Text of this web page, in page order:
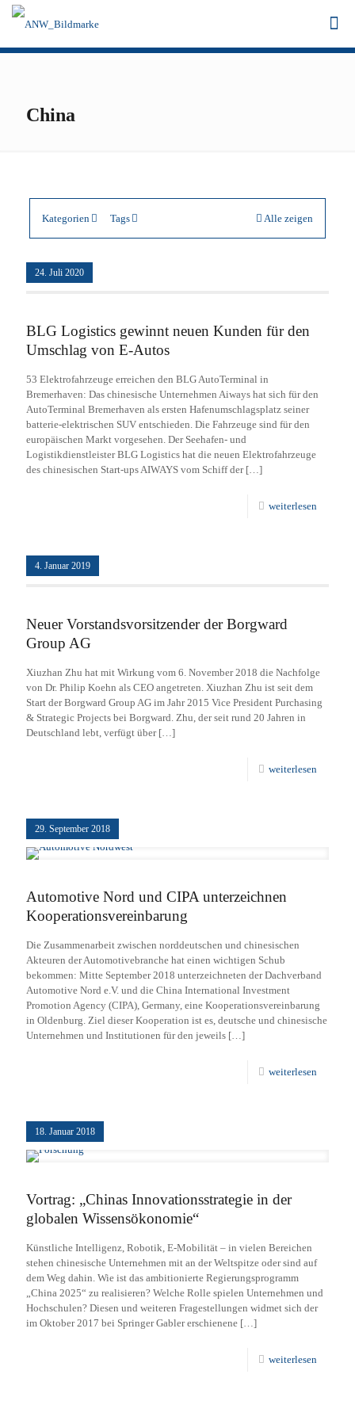
China
Kategorien Tags Alle zeigen
24. Juli 2020
BLG Logistics gewinnt neuen Kunden für den
Umschlag von E-Autos
53 Elektrofahrzeuge erreichen den BLG AutoTerminal in
Bremerhaven: Das chinesische Unternehmen Aiways hat sich für den
AutoTerminal Bremerhaven als ersten Hafenumschlagsplatz seiner
batterie-elektrischen SUV entschieden. Die Fahrzeuge sind für den
europäischen Markt vorgesehen. Der Seehafen- und
Logistikdienstleister BLG Logistics hat die neuen Elektrofahrzeuge
des chinesischen Start-ups AIWAYS vom Schiff der[…]
weiterlesen
4. Januar 2019
Neuer Vorstandsvorsitzender der Borgward
Group AG
Xiuzhan Zhu hat mit Wirkung vom 6. November 2018 die Nachfolge
von Dr. Philip Koehn als CEO angetreten. Xiuzhan Zhu ist seit dem
Start der Borgward Group AG im Jahr 2015 Vice President Purchasing
& Strategic Projects bei Borgward. Zhu, der seit rund 20 Jahren in
Deutschland lebt, verfügt über[…]
weiterlesen
29. September 2018
Automotive Nord und CIPA unterzeichnen
Kooperationsvereinbarung
Die Zusammenarbeit zwischen norddeutschen und chinesischen
Akteuren der Automotivebranche hat einen wichtigen Schub
bekommen: Mitte September 2018 unterzeichneten der Dachverband
Automotive Nord e.V. und die China International Investment
Promotion Agency (CIPA), Germany, eine Kooperationsvereinbarung
in Oldenburg. Ziel dieser Kooperation ist es, deutsche und chinesische
Unternehmen und Institutionen für den jeweils […]
weiterlesen
18. Januar 2018
Vortrag: „Chinas Innovationsstrategie in der
globalen Wissensökonomie“
Künstliche Intelligenz, Robotik, E-Mobilität – in vielen Bereichen
stehen chinesische Unternehmen mit an der Weltspitze oder sind auf
dem Weg dahin. Wie ist das ambitionierte Regierungsprogramm
„China 2025“ zu realisieren? Welche Rolle spielen Unternehmen und
Hochschulen? Diesen und weiteren Fragestellungen widmet sich der
im Oktober 2017 bei Springer Gabler erschienene […]
weiterlesen